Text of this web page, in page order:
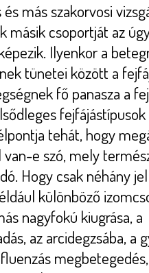
más szakorvosi
másik csoportját az
Ilyenkor a
tünetei között a
fő panasza a
tehát, hogy
e szó, mely
Hogy csak néhány
különböző
nagyfokú kiugrása,
az arcidegzsába, a